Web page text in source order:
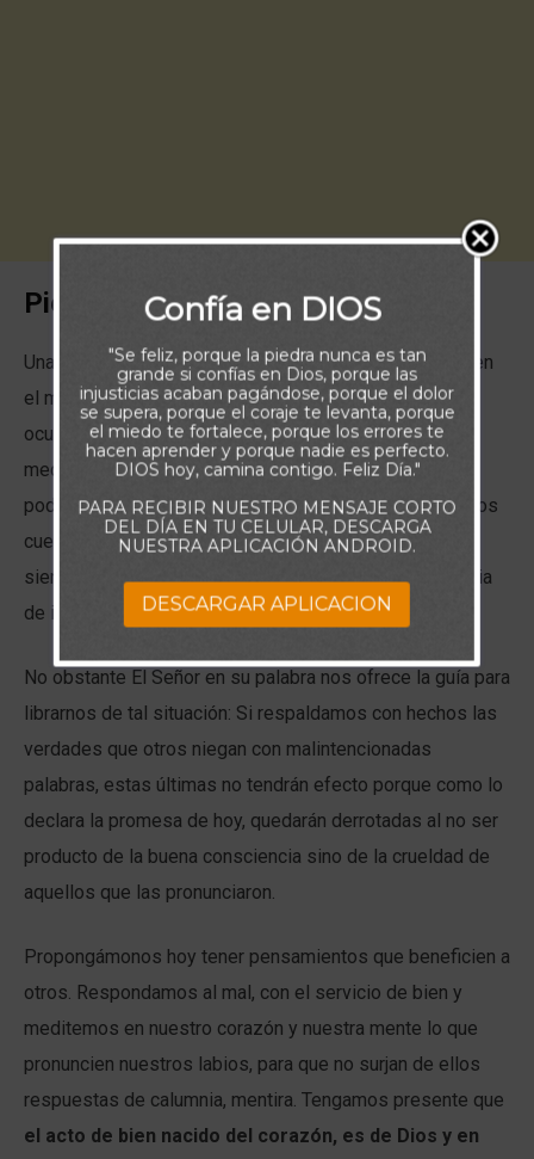
Piensa:
Una de las formas en las que la maldad se manifiesta en
el mundo, es a través de personas que guardan odio
oculto en el corazón y que utilizan la palabra como un
medio para el engaño y la calumnia. Muchas veces
podemos estar rodeados de esas personas y sin darnos
cuenta caer ante el desasosiego de sus afirmaciones,
siendo víctimas de ellas y llenándonos en consecuencia
de impotencia, desespero, rabia y temor.
No obstante El Señor en su palabra nos ofrece la guía para
librarnos de tal situación: Si respaldamos con hechos las
verdades que otros niegan con malintencionadas
palabras, estas últimas no tendrán efecto porque como lo
declara la promesa de hoy, quedarán derrotadas al no ser
producto de la buena consciencia sino de la crueldad de
aquellos que las pronunciaron.
Propongámonos hoy tener pensamientos que beneficien a
otros. Respondamos al mal, con el servicio de bien y
meditemos en nuestro corazón y nuestra mente lo que
pronuncien nuestros labios, para que no surjan de ellos
respuestas de calumnia, mentira. Tengamos presente que
el acto de bien nacido del corazón, es de Dios y en
Confía en DIOS
"Se feliz, porque la piedra nunca es tan
grande si confías en Dios, porque las
injusticias acaban pagándose, porque el dolor
se supera, porque el coraje te levanta, porque
el miedo te fortalece, porque los errores te
hacen aprender y porque nadie es perfecto.
DIOS hoy, camina contigo. Feliz Día."
PARA RECIBIR NUESTRO MENSAJE CORTO
DEL DÍA EN TU CELULAR, DESCARGA
NUESTRA APLICACIÓN ANDROID.
DESCARGAR APLICACION